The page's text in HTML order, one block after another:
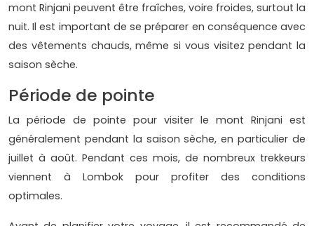
mont Rinjani peuvent être fraîches, voire froides, surtout la
nuit. Il est important de se préparer en conséquence avec
des vêtements chauds, même si vous visitez pendant la
saison sèche.
Période de pointe
La période de pointe pour visiter le mont Rinjani est
généralement pendant la saison sèche, en particulier de
juillet à août. Pendant ces mois, de nombreux trekkeurs
viennent à Lombok pour profiter des conditions
optimales.